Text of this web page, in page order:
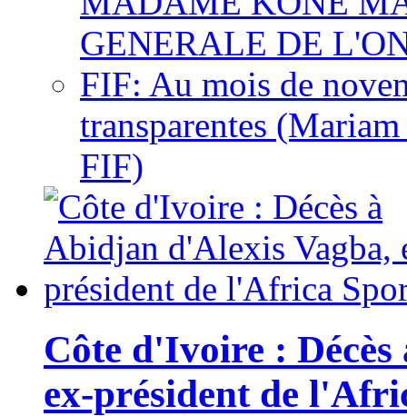
GENERALE DE
FIF: Au mois de
transparentes
FIF)
Côte d'Ivoire :
ex-président de